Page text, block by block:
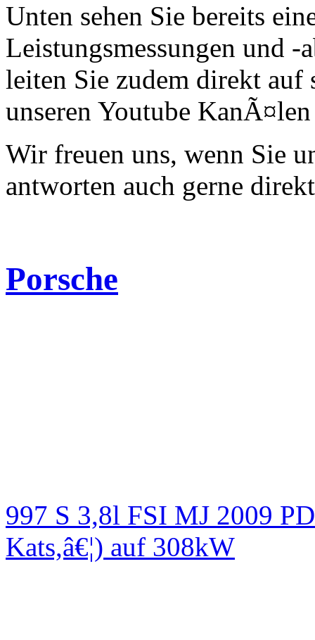
Unten sehen Sie bereits
Leistungsmessungen und -
leiten Sie zudem direkt auf
unseren Youtube
Wir freuen uns, wenn Sie
antworten auch gerne
Porsche
997 S 3,8l FSI MJ 2009
Kats,â€¦) auf 308kW